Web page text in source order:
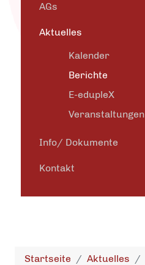
AGs
Aktuelles
Kalender
Berichte
E-edupleX
Veranstaltungen
Info/ Dokumente
Kontakt
Startseite Aktuelles